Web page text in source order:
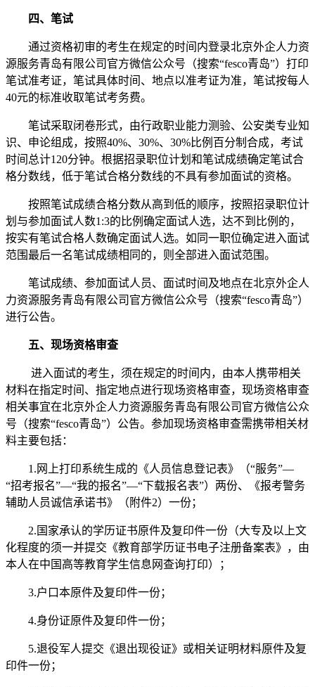
四、笔试
通过资格初审的考生在规定的时间内登录北京外企人力资
源服务青岛有限公司官方微信公众号（搜索“fesco青岛”）打印
笔试准考证，笔试具体时间、地点以准考证为准，笔试按每人
40元的标准收取笔试考务费。
笔试采取闭卷形式，由行政职业能力测验、公安类专业知
识、申论组成，按照40%、30%、30%比例百分制合成，考试
时间总计120分钟。根据招录职位计划和笔试成绩确定笔试合
格分数线，低于笔试合格分数线的不具有参加面试的资格。
按照笔试成绩合格分数从高到低的顺序，按照招录职位计
划与参加面试人数1:3的比例确定面试人选，达不到比例的，
按实有笔试合格人数确定面试人选。如同一职位确定进入面试
范围最后一名笔试成绩相同的，则全部进入面试范围。
笔试成绩、参加面试人员、面试时间及地点在北京外企人
力资源服务青岛有限公司官方微信公众号（搜索“fesco青岛”）
进行公告。
五、现场资格审查
进入面试的考生，须在规定的时间内，由本人携带相关
材料在指定时间、指定地点进行现场资格审查，现场资格审查
相关事宜在北京外企人力资源服务青岛有限公司官方微信公众
号（搜索“fesco青岛”）公告。参加现场资格审查需携带相关材
料主要包括：
1.网上打印系统生成的《人员信息登记表》（“服务”—
“招考报名”—“我的报名”—“下载报名表”）两份、《报考警务
辅助人员诚信承诺书》（附件2）一份；
2.国家承认的学历证书原件及复印件一份（大专及以上文
化程度的须一并提交《教育部学历证书电子注册备案表》，由
本人在中国高等教育学生信息网查询打印）；
3.户口本原件及复印件一份；
4.身份证原件及复印件一份；
5.退役军人提交《退出现役证》或相关证明材料原件及复
印件一份；